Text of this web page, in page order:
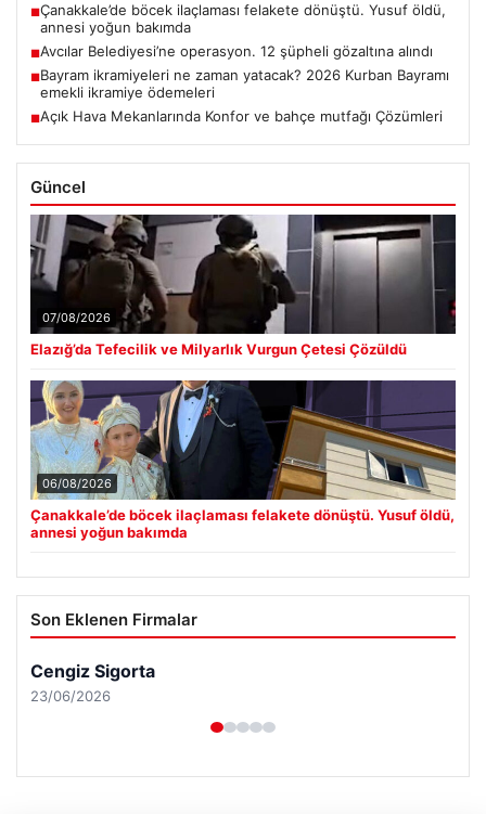
■Çanakkale’de böcek ilaçlaması felakete dönüştü. Yusuf öldü,
annesi yoğun bakımda
■Avcılar Belediyesi’ne operasyon. 12 şüpheli gözaltına alındı
■Bayram ikramiyeleri ne zaman yatacak? 2026 Kurban Bayramı
emekli ikramiye ödemeleri
■Açık Hava Mekanlarında Konfor ve bahçe mutfağı Çözümleri
Güncel
07/08/2026
Elazığ’da Tefecilik ve Milyarlık Vurgun Çetesi Çözüldü
06/08/2026
Çanakkale’de böcek ilaçlaması felakete dönüştü. Yusuf öldü,
annesi yoğun bakımda
Son Eklenen Firmalar